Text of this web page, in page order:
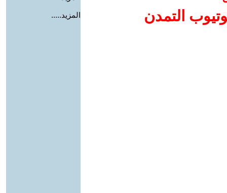
التمدن
المزيد.....